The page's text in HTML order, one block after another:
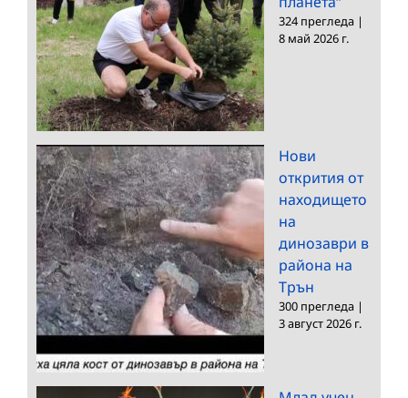
324 прегледа |
8 май 2026 г.
Нови
открития от
находището
на
динозаври в
района на
Трън
300 прегледа |
3 август 2026 г.